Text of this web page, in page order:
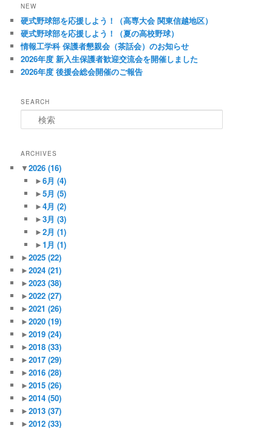
NEW
硬式野球部を応援しよう！（高専大会 関東信越地区）
硬式野球部を応援しよう！（夏の高校野球）
情報工学科 保護者懇親会（茶話会）のお知らせ
2026年度 新入生保護者歓迎交流会を開催しました
2026年度 後援会総会開催のご報告
SEARCH
索
ARCHIVES
▼2026(16)
►6月 (4)
►5月 (5)
►4月 (2)
►3月 (3)
►2月 (1)
►1月 (1)
►2025(22)
►2024(21)
►2023(38)
►2022(27)
►2021(26)
►2020(19)
►2019(24)
►2018(33)
►2017(29)
►2016(28)
►2015(26)
►2014(50)
►2013(37)
►2012(33)